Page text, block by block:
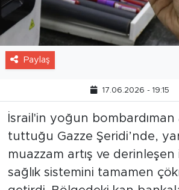
Paylaş
17.06.2026 - 19:15
İsrail'in yoğun bombardıman
tuttuğu Gazze Şeridi’nde,
muazzam artış ve derinleşen
sağlık sistemini tamamen